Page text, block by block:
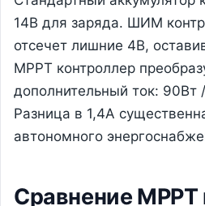
14В для заряда. ШИМ
отсечет лишние 4В,
MPPT контроллер
дополнительный ток: 90Вт
Разница в 1,4А
автономного
Сравнение